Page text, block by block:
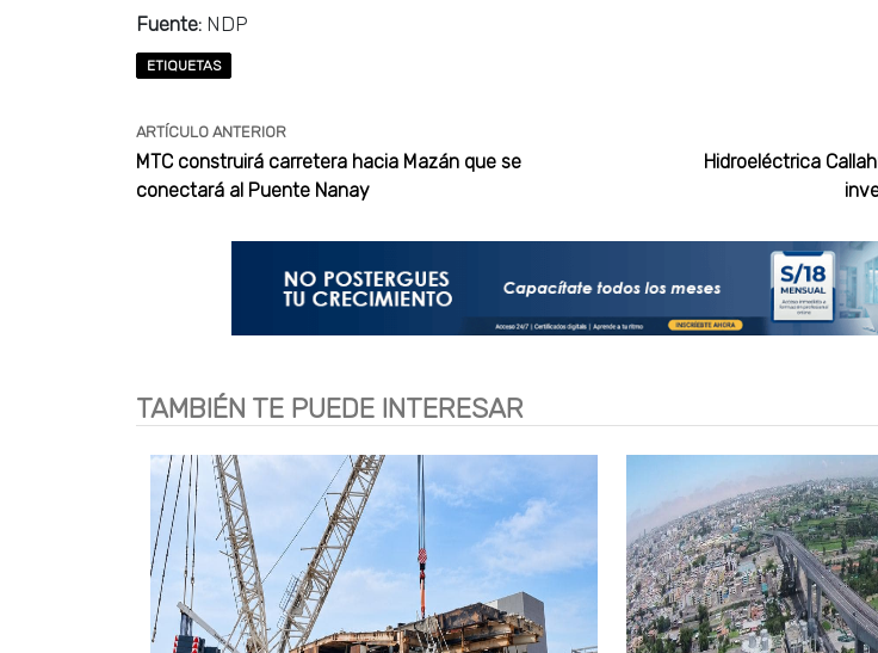
Fuente: NDP
ETIQUETAS
ARTÍCULO ANTERIOR
MTC construirá carretera hacia Mazán que se
conectará al Puente Nanay
Hidroeléctrica
TAMBIÉN TE PUEDE INTERESAR